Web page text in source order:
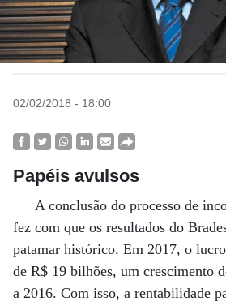
02/02/2018 - 18:00
Papéis avulsos
A conclusão do processo de
fez com que os resultados do
patamar histórico. Em 2017, o
de R$ 19 bilhões, um crescimento
a 2016. Com isso, a rentabilidade